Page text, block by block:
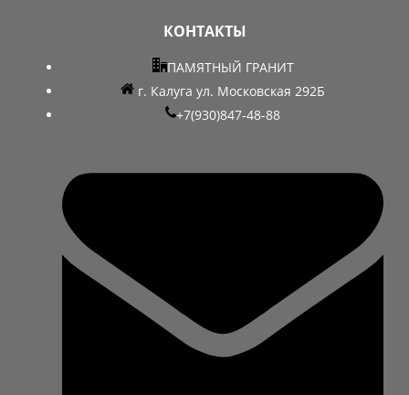
КОНТАКТЫ
ПАМЯТНЫЙ ГРАНИТ
г. Калуга ул. Московская 292Б
+7(930)847-48-88